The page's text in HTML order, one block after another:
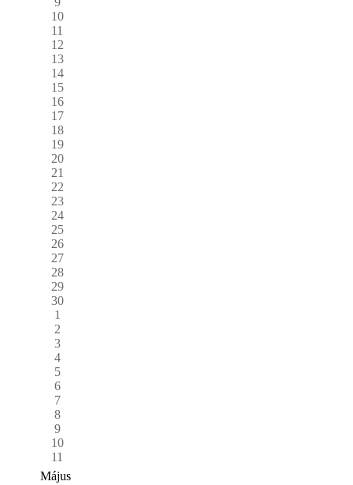
10
11
12
13
14
15
16
17
18
19
20
21
22
23
24
25
26
27
28
29
30
1
2
3
4
5
6
7
8
9
10
11
Május